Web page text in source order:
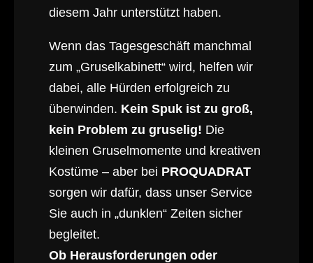
diesem Jahr unterstützt haben.
Wenn das Tagesgeschäft manchmal
zum „Gruselkabinett“ wird, helfen wir
dabei, alle Hürden erfolgreich zu
überwinden. Kein Spuk ist zu groß,
kein Problem zu gruselig! Die
kleinen Gruselmomente und kreativen
Kostüme – aber bei PROQUADRAT
sorgen wir dafür, dass unser Service
Sie auch in „dunklen“ Zeiten sicher
begleitet.
Ob Herausforderungen oder